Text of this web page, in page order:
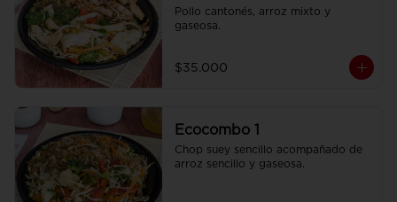
Pollo cantonés, arroz mixto y
gaseosa.
$35.000
Ecocombo 1
Chop suey sencillo acompañado de
arroz sencillo y gaseosa.